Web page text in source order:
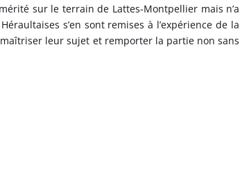
sur le terrain de Lattes-Montpellier mais n’a
s’en sont remises à l’expérience de la
leur sujet et remporter la partie non sans